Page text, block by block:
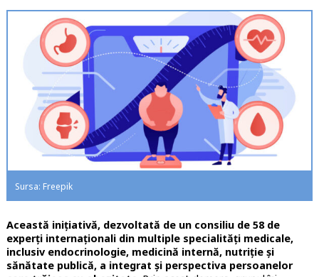
Sursa: Freepik
Această inițiativă, dezvoltată de un consiliu de 58 de
experți internaționali din multiple specialități medicale,
inclusiv endocrinologie, medicină internă, nutriție și
sănătate publică, a integrat și perspectiva persoanelor